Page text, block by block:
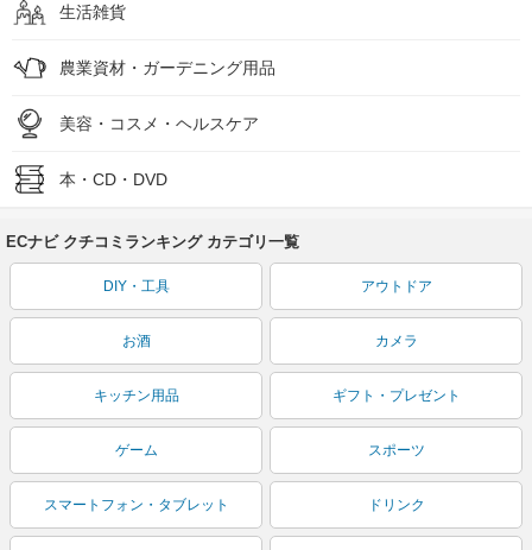
生活雑貨
農業資材・ガーデニング用品
美容・コスメ・ヘルスケア
本・CD・DVD
ECナビ クチコミランキング カテゴリ一覧
DIY・工具 アウトドア
お酒 カメラ
キッチン用品 ギフト・プレゼント
ゲーム スポーツ
スマートフォン・タブレット ドリンク